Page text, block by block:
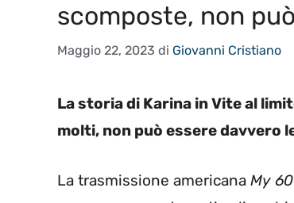
scomposte, non
Maggio 22, 2023 di Giovanni Cristiano
La storia di Karina in Vite al
molti, non può essere davvero
La trasmissione americana My